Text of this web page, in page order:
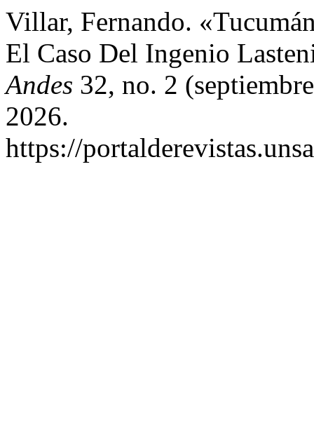
Villar, Fernando.
El Caso Del Ingenio
Andes 32, no. 2
2026.
https://